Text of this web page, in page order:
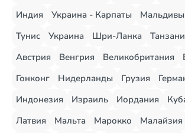
Индия
Украина - Карпаты Мальдивы
Тунис
Украина Шри-Ланка
Австрия
Венгрия Великобритания
Гонконг
Нидерланды Грузия
Индонезия
Израиль Иордания
Латвия
Мальта Марокко Малайзия